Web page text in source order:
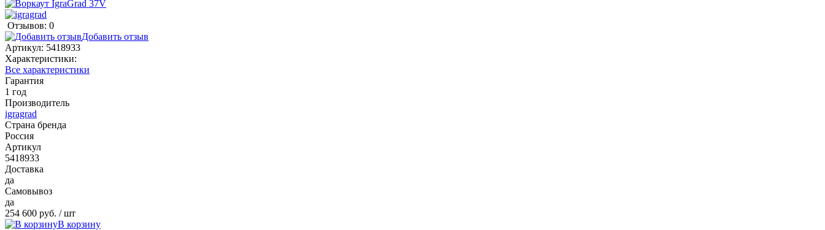
Отзывов: 0
Добавить отзыв
Артикул: 5418933
Характеристики:
Все характеристики
Гарантия
1 год
Производитель
igragrad
Страна бренда
Россия
Артикул
5418933
Доставка
да
Самовывоз
да
254 600 руб. / шт
В корзину